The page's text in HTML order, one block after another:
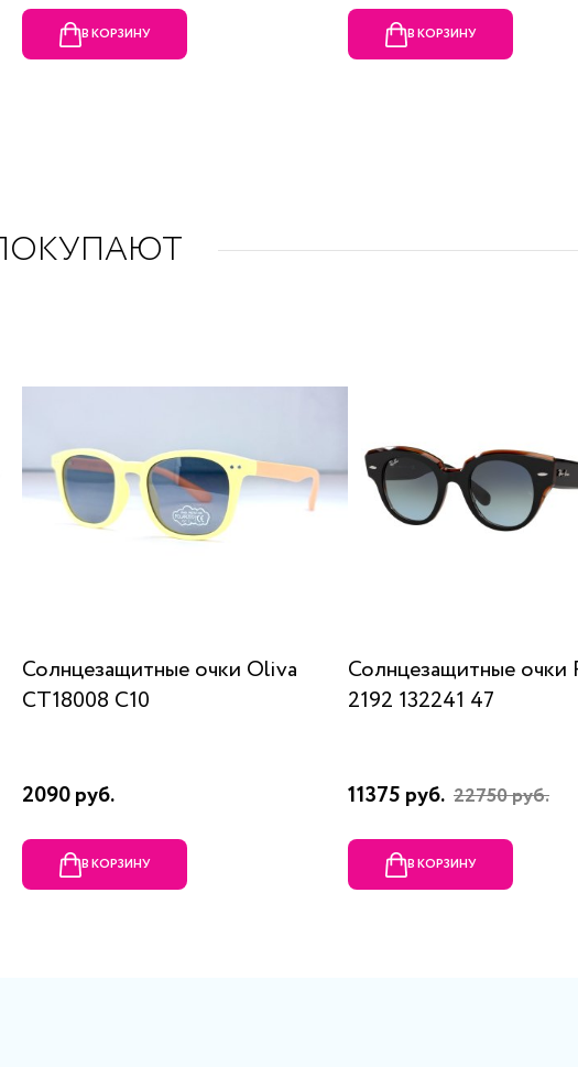
В КОРЗИНУ В КОРЗИНУ
Солнцезащитные очки Oliva
СТ18008 С10
2090 руб.
В КОРЗИНУ
Солнцезащитные очки
2192 132241 47
11375 руб. 22750 руб.
В КОРЗИНУ